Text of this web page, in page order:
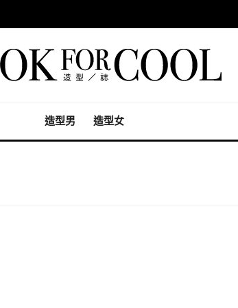
造型男 造型女